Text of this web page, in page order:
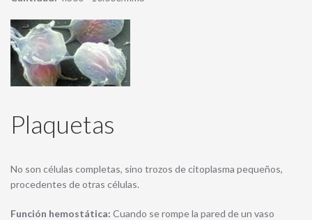
Plaquetas
No son células completas, sino trozos de citoplasma pequeños,
procedentes de otras células.
Función hemostática: Cuando se rompe la pared de un vaso